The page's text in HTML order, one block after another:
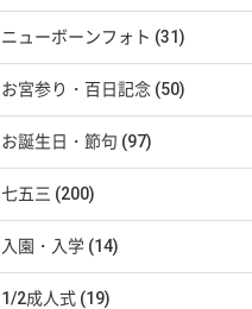
ニューボーンフォト (31)
お宮参り・百日記念 (50)
お誕生日・節句 (97)
七五三 (200)
入園・入学 (14)
1/2成人式 (19)